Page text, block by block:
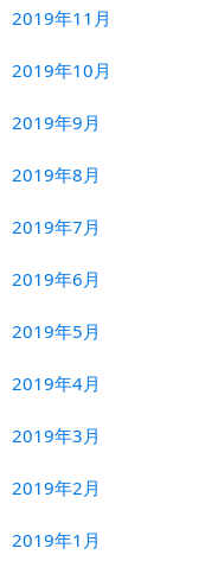
2019年11月
2019年10月
2019年9月
2019年8月
2019年7月
2019年6月
2019年5月
2019年4月
2019年3月
2019年2月
2019年1月